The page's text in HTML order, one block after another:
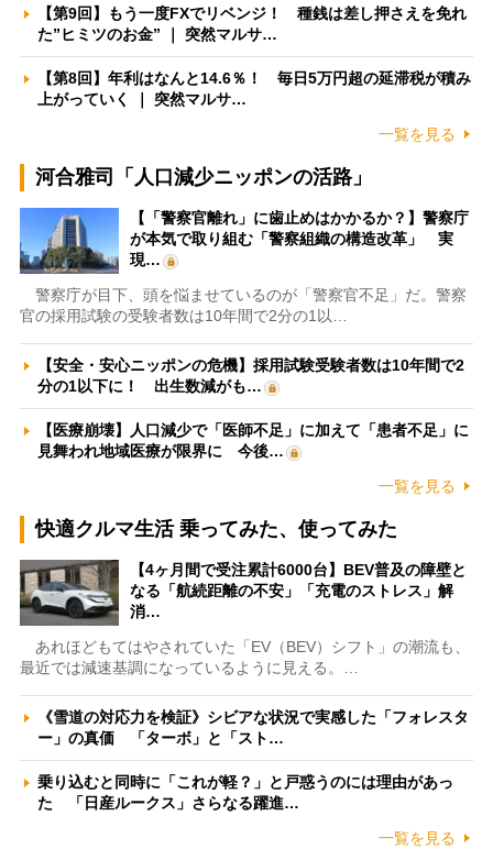
【第9回】もう一度FXでリベンジ！ 種銭は差し押さえを免れ
た”ヒミツのお金” ｜ 突然マルサ…
【第8回】年利はなんと14.6％！ 毎日5万円超の延滞税が積み
上がっていく ｜ 突然マルサ…
一覧を見る
河合雅司「人口減少ニッポンの活路」
【「警察官離れ」に歯止めはかかるか？】警察庁
が本気で取り組む「警察組織の構造改革」 実
現…
警察庁が目下、頭を悩ませているのが「警察官不足」だ。警察
官の採用試験の受験者数は10年間で2分の1以…
【安全・安心ニッポンの危機】採用試験受験者数は10年間で2
分の1以下に！ 出生数減がも…
【医療崩壊】人口減少で「医師不足」に加えて「患者不足」に
見舞われ地域医療が限界に 今後…
一覧を見る
快適クルマ生活 乗ってみた、使ってみた
【4ヶ月間で受注累計6000台】BEV普及の障壁と
なる「航続距離の不安」「充電のストレス」解
消…
あれほどもてはやされていた「EV（BEV）シフト」の潮流も、
最近では減速基調になっているように見える。…
《雪道の対応力を検証》シビアな状況で実感した「フォレスタ
ー」の真価 「ターボ」と「スト…
乗り込むと同時に「これが軽？」と戸惑うのには理由があっ
た 「日産ルークス」さらなる躍進…
一覧を見る